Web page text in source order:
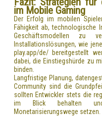
im Mobile Gaming
Der Erfolg im mobilen
Fähigkeit ab, technologische
Geschäftsmodellen zu
Installationslösungen, wie
play.app/de/ bereitgestellt
dabei, die Einstiegshürde zu
binden.
Langfristige Planung,
Community sind die
sollten Entwickler stets die
im Blick behalten
Monetarisierungswege setzen.